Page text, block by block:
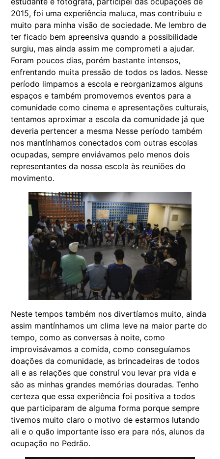
2015, foi uma experiência maluca, mas contribuiu e
muito para minha visão de sociedade. Me lembro de
ter ficado bem apreensiva quando a possibilidade
surgiu, mas ainda assim me comprometi a ajudar.
Foram poucos dias, porém bastante intensos,
enfrentando muita pressão de todos os lados. Nesse
período limpamos a escola e reorganizamos alguns
espaços e também promovemos eventos para a
comunidade como cinema e apresentações culturais,
tentamos aproximar a escola da comunidade já que
deveria pertencer a mesma Nesse período também
nos mantínhamos conectados com outras escolas
ocupadas, sempre enviávamos pelo menos dois
representantes da nossa escola às reuniões do
movimento.
Neste tempos também nos divertíamos muito, ainda
assim mantínhamos um clima leve na maior parte do
tempo, como as conversas à noite, como
improvisávamos a comida, como conseguíamos
doações da comunidade, as brincadeiras de todos
ali e as relações que construí vou levar pra vida e
são as minhas grandes memórias douradas. Tenho
certeza que essa experiência foi positiva a todos
que participaram de alguma forma porque sempre
tivemos muito claro o motivo de estarmos lutando
ali e o quão importante isso era para nós, alunos da
ocupação no Pedrão.